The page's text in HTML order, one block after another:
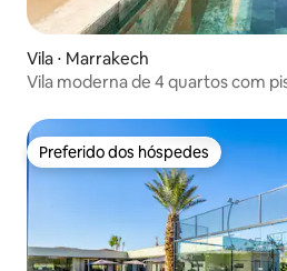
Vila ⋅ Marrakech
Vila moderna de 4 quartos com
Preferido dos hóspedes
Preferido dos hóspedes